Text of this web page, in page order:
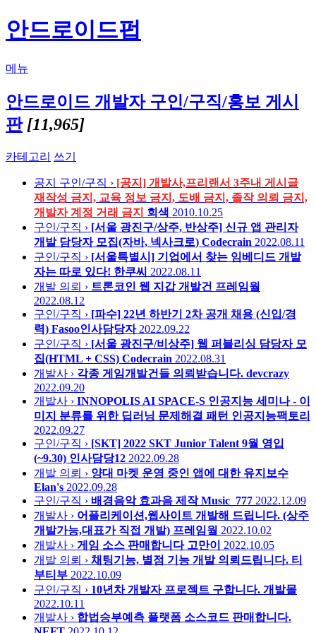
안드로이드펍
메뉴
안드로이드 개발자 구인/구직/홍보 게시
판 [11,965]
카테고리 쓰기
공지 구인/구직 › [공지] 개발사,프리랜서 3주내 게시글
재작성 금지, 교육 정보 금지, 도배 금지, 졸작 의뢰 금지,
개발자 계정 거래 금지 회색 2010.10.25
구인/구직 › [서울 광진구/상주, 반상주] 신규 앱 관리자
개발 담당자 모집(자바, 넥사크로) Codecrain 2022.08.11
구인/구직 › [서울특별시] 기업에서 찾는 임베디드 개발
자는 따로 있다! 한쿠씨 2022.08.11
개발 의뢰 › 트론코인 웹 지갑 개발건 프레임웤
2022.08.12
구인/구직 › [파수] 22년 하반기 2차 공개 채용 (신입/경
력) Fasoo인사담당자 2022.09.22
구인/구직 › [서울 광진구/비상주] 웹 퍼블리싱 담당자 모
집(HTML + CSS) Codecrain 2022.08.31
개발사 › 각종 게임개발건들 의뢰받습니다. devcrazy
2022.09.20
개발사 › INNOPOLIS AI SPACE-S 인공지능 세미나 - 이
미지 분류를 위한 딥러닝 문제해결 패턴 인공지능팩토리
2022.09.27
구인/구직 › [SKT] 2022 SKT Junior Talent 9월 영입
(~9.30) 인사담당12 2022.09.28
개발 의뢰 › 양대 마켓 운영 중인 앱에 대한 유지보수
Elan's 2022.09.28
구인/구직 › 배경음악 효과음 제작 Music_777 2022.12.09
개발사 › 어플리케이션,웹사이트 개발해 드립니다. (상주
개발가능,대표가 직접 개발) 프레임웤 2022.10.02
개발사 › 게임 소스 판매합니다 고만이
2022.10.05
개발 의뢰 › 채팅기능, 별점 기능 개발 의뢰드립니다. 티
부티부 2022.10.09
구인/구직 › 10년차 개발자 프로젝트 구합니다. 개발몰
2022.10.11
개발사 › 합법승부예측 플랫폼 소스코드 판매합니다.